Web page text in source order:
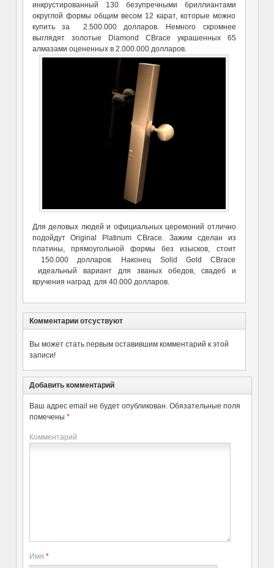
инкрустированный 130 безупречными бриллиантами
округлой формы общим весом 12 карат, которые можно
купить за 2.500.000 долларов. Немного скромнее
выглядят золотые Diamond CBrace украшенных 65
алмазами оцененных в 2.000.000 долларов.
Для деловых людей и официальных церемоний отлично
подойдут Original Platinum CBrace. Зажим сделан из
платины, прямоугольной формы без изысков, стоит
150.000 долларов. Наконец Solid Gold CBrace
идеальный вариант для званых обедов, свадеб и
вручения наград для 40.000 долларов.
Комментарии отсуствуют
Вы может стать первым оставившим комментарий к этой
записи!
Добавить комментарий
Ваш адрес email не будет опубликован. Обязательные поля
помечены *
Комментарий
Имя *